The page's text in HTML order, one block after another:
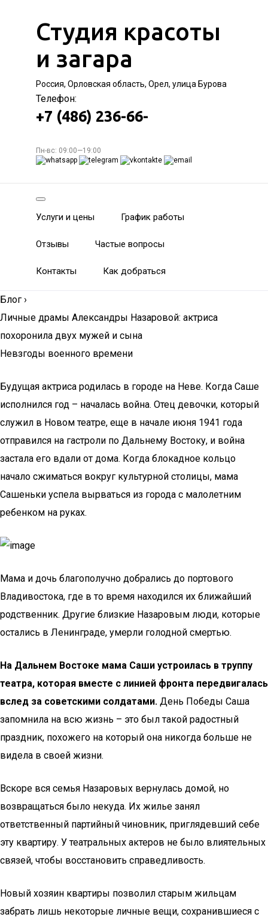
Студия красоты
и загара
Россия, Орловская область, Орел, улица Бурова
Телефон:
+7 (486) 236-66-
Пн-вс: 09:00—19:00
Услуги и цены График работы
Отзывы Частые вопросы
Контакты Как добраться
Блог ›
Личные драмы Александры Назаровой: актриса
похоронила двух мужей и сына
Невзгоды военного времени
Будущая актриса родилась в городе на Неве. Когда Саше
исполнился год – началась война. Отец девочки, который
служил в Новом театре, еще в начале июня 1941 года
отправился на гастроли по Дальнему Востоку, и война
застала его вдали от дома. Когда блокадное кольцо
начало сжиматься вокруг культурной столицы, мама
Сашеньки успела вырваться из города с малолетним
ребенком на руках.
Мама и дочь благополучно добрались до портового
Владивостока, где в то время находился их ближайший
родственник. Другие близкие Назаровым люди, которые
остались в Ленинграде, умерли голодной смертью.
На Дальнем Востоке мама Саши устроилась в труппу
театра, которая вместе с линией фронта передвигалась
вслед за советскими солдатами. День Победы Саша
запомнила на всю жизнь – это был такой радостный
праздник, похожего на который она никогда больше не
видела в своей жизни.
Вскоре вся семья Назаровых вернулась домой, но
возвращаться было некуда. Их жилье занял
ответственный партийный чиновник, приглядевший себе
эту квартиру. У театральных актеров не было влиятельных
связей, чтобы восстановить справедливость.
Новый хозяин квартиры позволил старым жильцам
забрать лишь некоторые личные вещи, сохранившиеся с